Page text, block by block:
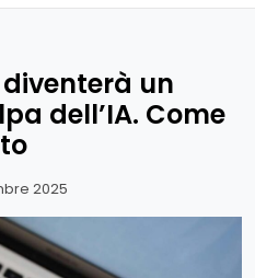
un
dell’IA. Come
2025